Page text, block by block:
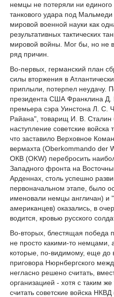
немцы не потеряли ни единого
танкового удара под
мировой военной науки как
результативных тактических
мировой войны. Мог бы, но не
ряд причин.
Во-первых, германский план
силы вторжения в
приплыли, потерпел неудачу.
президента США Франклина Д.
премьера сэра Уинстона Л. С.
Райана", товарищ И. В. Сталин
наступление советские
что заставило Верховное
вермахта (Oberkommando der
ОКВ (OKW) перебросить
Западного фронта на
Арденнах, столь успешно
первоначальном этапе, было
именовали немцы англичан) и
американцев) оказались, в
водится, кровью русского
Во-вторых, блестящая
не просто какими-то
которые, по-видимому, еще до
приговора Нюрнбергского
негласно решено считать,
организацией - хотя с таким
считать советские войска